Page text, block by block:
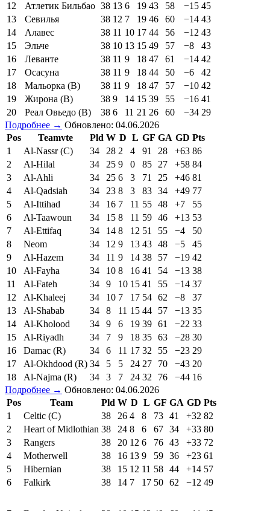
12
Атлетик Бильбао 38 13 6 19 43 58 −15 45
13
Севилья 38 12 7 19 46 60 −14 43
14
Алавес 38 11 10 17 44 56 −12 43
15
Эльче 38 10 13 15 49 57 −8
43
16
Леванте 38 11 9 18 47 61 −14 42
17
Осасуна 38 11 9 18 44 50 −6
42
18
Мальорка (В) 38 11 9 18 47 57 −10 42
19
Жирона (В) 38 9 14 15 39 55 −16 41
20
Реал Овьедо (В) 38 6 11 21 26 60 −34 29
Подробнее → Обновлено: 04.06.2026
Pos
Teamvte Pld W D L GF GA GD Pts
1
Al-Nassr (C) 34 28 2 4 91 28 +63 86
2
Al-Hilal 34 25 9 0 85 27 +58 84
3
Al-Ahli 34 25 6 3 71 25 +46 81
4
Al-Qadsiah 34 23 8 3 83 34 +49 77
5
Al-Ittihad 34 16 7 11 55 48 +7
55
6
Al-Taawoun 34 15 8 11 59 46 +13 53
7
Al-Ettifaq 34 14 8 12 51 55 −4
50
8
Neom 34 12 9 13 43 48 −5
45
9
Al-Hazem 34 11 9 14 38 57 −19 42
10
Al-Fayha 34 10 8 16 41 54 −13 38
11
Al-Fateh 34 9 10 15 41 55 −14 37
12
Al-Khaleej 34 10 7 17 54 62 −8
37
13
Al-Shabab 34 8 11 15 44 57 −13 35
14
Al-Kholood 34 9 6 19 39 61 −22 33
15
Al-Riyadh 34 7 9 18 35 63 −28 30
16
Damac (R) 34 6 11 17 32 55 −23 29
17
Al-Okhdood (R) 34 5 5 24 27 70 −43 20
18
Al-Najma (R) 34 3 7 24 32 76 −44 16
Подробнее → Обновлено: 04.06.2026
Pos
Team Pld W D L GF GA GD Pts
1
Celtic (C) 38 26 4 8 73 41 +32 82
2
Heart of Midlothian 38 24 8 6 67 34 +33 80
3
Rangers 38 20 12 6 76 43 +33 72
4
Motherwell 38 16 13 9 59 36 +23 61
5
Hibernian 38 15 12 11 58 44 +14 57
6
Falkirk 38 14 7 17 50 62 −12 49